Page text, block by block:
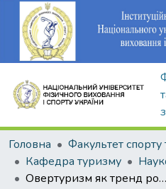
Головна
Кафедра туризму
Овертуризм як тренд розвитку дестинацій